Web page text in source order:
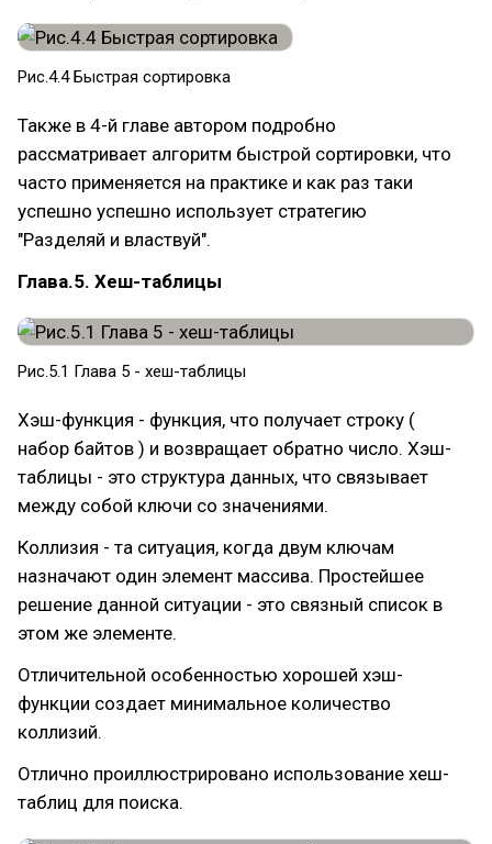
Рис.4.4 Быстрая сортировка
Также в 4-й главе автором подробно
рассматривает алгоритм быстрой сортировки, что
часто применяется на практике и как раз таки
успешно успешно использует стратегию
"Разделяй и властвуй".
Глава.5. Хеш-таблицы
Рис.5.1 Глава 5 - хеш-таблицы
Хэш-функция - функция, что получает строку (
набор байтов ) и возвращает обратно число. Хэш-
таблицы - это структура данных, что связывает
между собой ключи со значениями.
Коллизия - та ситуация, когда двум ключам
назначают один элемент массива. Простейшее
решение данной ситуации - это связный список в
этом же элементе.
Отличительной особенностью хорошей хэш-
функции создает минимальное количество
коллизий.
Отлично проиллюстрировано использование хеш-
таблиц для поиска.